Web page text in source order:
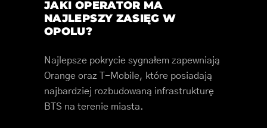
JAKI OPERATOR MA
NAJLEPSZY ZASIĘG W
OPOLU?
Najlepsze pokrycie sygnałem zapewniają
Orange oraz T-Mobile, które posiadają
najbardziej rozbudowaną infrastrukturę
BTS na terenie miasta.